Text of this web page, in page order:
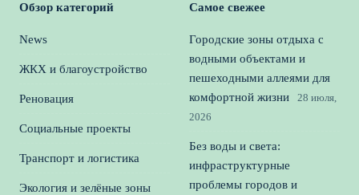
Обзор категорий
News
ЖКХ и благоустройство
Реновация
Социальные проекты
Транспорт и логистика
Экология и зелёные зоны
Самое свежее
Городские зоны отдыха с
водными объектами и
пешеходными аллеями для
комфортной жизни
28 июля,
2026
Без воды и света:
инфраструктурные
проблемы городов и